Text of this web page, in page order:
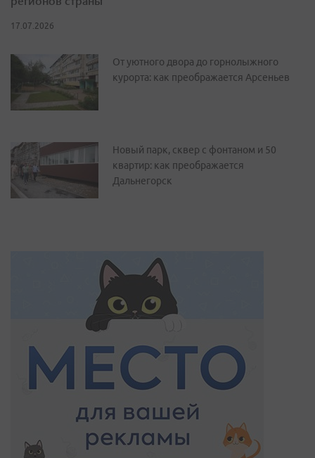
17.07.2026
От уютного двора до горнолыжного
курорта: как преображается Арсеньев
Новый парк, сквер с фонтаном и 50
квартир: как преображается
Дальнегорск